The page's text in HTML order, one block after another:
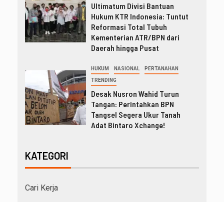
Ultimatum Divisi Bantuan
Hukum KTR Indonesia: Tuntut
Reformasi Total Tubuh
Kementerian ATR/BPN dari
Daerah hingga Pusat
HUKUM NASIONAL PERTANAHAN
TRENDING
Desak Nusron Wahid Turun
Tangan: Perintahkan BPN
Tangsel Segera Ukur Tanah
Adat Bintaro Xchange!
KATEGORI
Cari Kerja